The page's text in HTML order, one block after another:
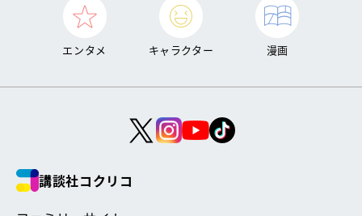
エンタメ キャラクター 漫画
講談社コクリコ